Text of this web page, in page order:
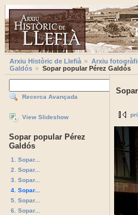
Arxiu Històric de Llefià Arxiu
Galdós
Sopar popular Pérez Galdós
Recerca Avançada
View Slideshow
Sopar popular Pérez
Galdós
1. Sopar...
2. Sopar...
3. Sopar...
4. Sopar...
5. Sopar...
6. Sopar...